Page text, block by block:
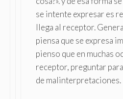
se intente expresar es
llega al receptor.
piensa que se expresa
pienso que en muchas
receptor, preguntar
de malinterpretaciones.